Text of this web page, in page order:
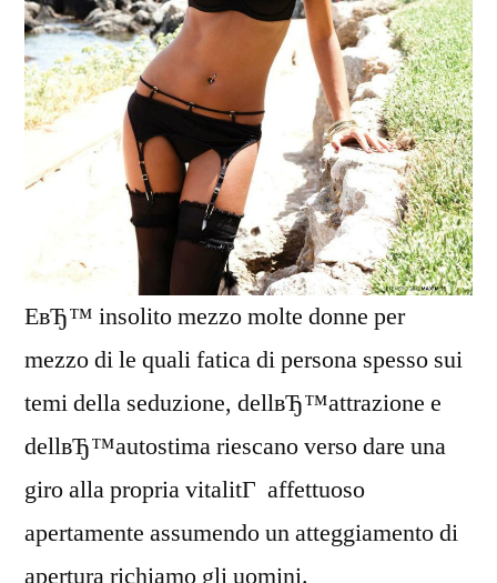
EвЂ™ insolito mezzo molte donne per
mezzo di le quali fatica di persona spesso sui
temi della seduzione, dellвЂ™attrazione e
dellвЂ™autostima riescano verso dare una
giro alla propria vitalitГ affettuoso
apertamente assumendo un atteggiamento di
apertura richiamo gli uomini.